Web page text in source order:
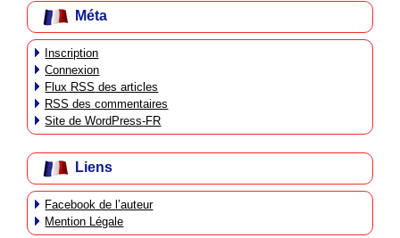
Méta
Inscription
Connexion
Flux RSS des articles
RSS des commentaires
Site de WordPress-FR
Liens
Facebook de l’auteur
Mention Légale